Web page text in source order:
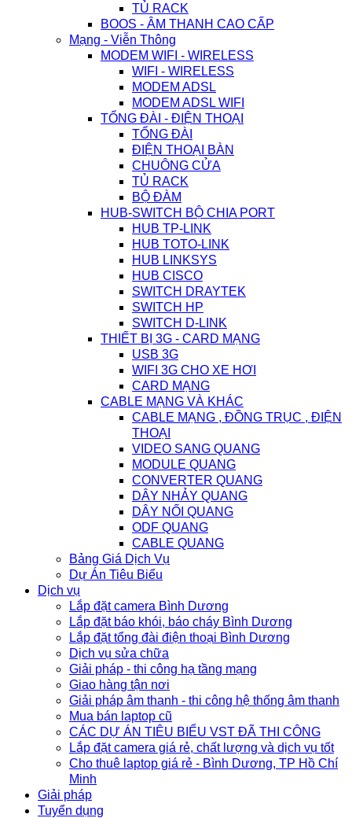
TỦ RACK
BOOS - ÂM THANH CAO CẤP
Mạng - Viễn Thông
MODEM WIFI - WIRELESS
WIFI - WIRELESS
MODEM ADSL
MODEM ADSL WIFI
TỔNG ĐÀI - ĐIỆN THOẠI
TỔNG ĐÀI
ĐIỆN THOẠI BÀN
CHUÔNG CỬA
TỦ RACK
BỘ ĐÀM
HUB-SWITCH BỘ CHIA PORT
HUB TP-LINK
HUB TOTO-LINK
HUB LINKSYS
HUB CISCO
SWITCH DRAYTEK
SWITCH HP
SWITCH D-LINK
THIẾT BỊ 3G - CARD MẠNG
USB 3G
WIFI 3G CHO XE HƠI
CARD MẠNG
CABLE MẠNG VÀ KHÁC
CABLE MẠNG , ĐỒNG TRỤC , ĐIỆN
THOẠI
VIDEO SANG QUANG
MODULE QUANG
CONVERTER QUANG
DÂY NHẢY QUANG
DÂY NỐI QUANG
ODF QUANG
CABLE QUANG
Bảng Giá Dịch Vụ
Dự Án Tiêu Biểu
Dịch vụ
Lắp đặt camera Bình Dương
Lắp đặt báo khói, báo cháy Bình Dương
Lắp đặt tổng đài điện thoại Bình Dương
Dịch vụ sửa chữa
Giải pháp - thi công hạ tầng mạng
Giao hàng tận nơi
Giải pháp âm thanh - thi công hệ thống âm thanh
Mua bán laptop cũ
CÁC DỰ ÁN TIÊU BIỂU VST ĐÃ THI CÔNG
Lắp đặt camera giá rẻ, chất lượng và dịch vụ tốt
Cho thuê laptop giá rẻ - Bình Dương, TP Hồ Chí
Minh
Giải pháp
Tuyển dụng